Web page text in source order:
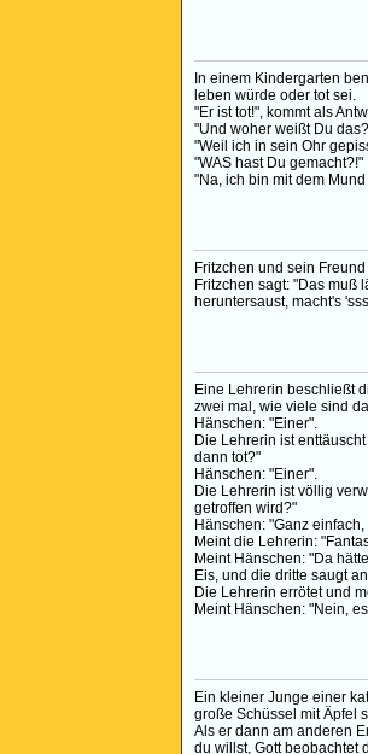
In einem Kindergarten
leben würde oder tot sei.
"Er ist tot!", kommt als
"Und woher weißt Du
"Weil ich in sein Ohr
"WAS hast Du gemacht?!"
"Na, ich bin mit dem
Fritzchen und sein
Fritzchen sagt: "Das muß
heruntersaust, macht's
Eine Lehrerin beschließt
zwei mal, wie viele sind
Hänschen: "Einer".
Die Lehrerin ist
dann tot?"
Hänschen: "Einer".
Die Lehrerin ist völlig
getroffen wird?"
Hänschen: "Ganz
Meint die Lehrerin:
Meint Hänschen: "Da
Eis, und die dritte saugt
Die Lehrerin errötet und
Meint Hänschen: "Nein,
Ein kleiner Junge einer
große Schüssel mit Äpfel
Als er dann am anderen
du willst, Gott beobachtet